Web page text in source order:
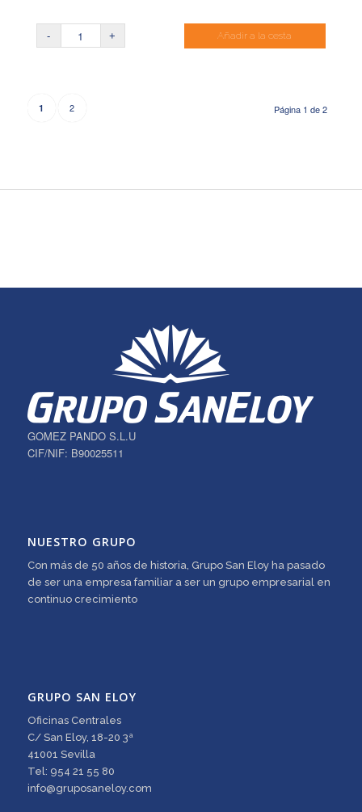
Añadir a la cesta
Página 1 de 2
1 2
GOMEZ PANDO S.L.U
CIF/NIF: B90025511
NUESTRO GRUPO
Con más de 50 años de historia, Grupo San Eloy ha pasado
de ser una empresa familiar a ser un grupo empresarial en
continuo crecimiento
GRUPO SAN ELOY
Oficinas Centrales
C/ San Eloy, 18-20 3ª
41001 Sevilla
Tel: 954 21 55 80
info@gruposaneloy.com